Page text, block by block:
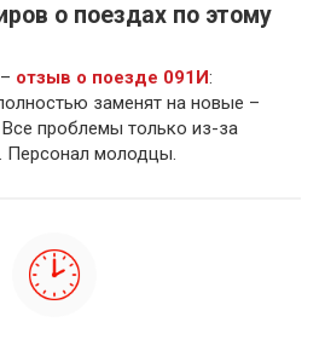
о поездах по этому
отзыв о поезде 091И:
заменят на новые –
проблемы только из-за
Персонал молодцы.